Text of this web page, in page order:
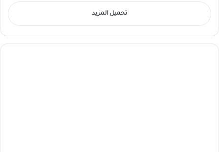
تحميل المزيد